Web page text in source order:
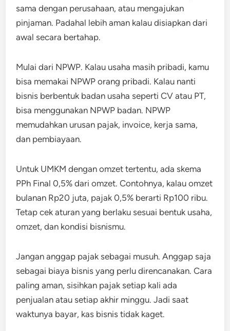
sama dengan perusahaan, atau mengajukan
pinjaman. Padahal lebih aman kalau disiapkan dari
awal secara bertahap.
Mulai dari NPWP. Kalau usaha masih pribadi, kamu
bisa memakai NPWP orang pribadi. Kalau nanti
bisnis berbentuk badan usaha seperti CV atau PT,
bisa menggunakan NPWP badan. NPWP
memudahkan urusan pajak, invoice, kerja sama,
dan pembiayaan.
Untuk UMKM dengan omzet tertentu, ada skema
PPh Final 0,5% dari omzet. Contohnya, kalau omzet
bulanan Rp20 juta, pajak 0,5% berarti Rp100 ribu.
Tetap cek aturan yang berlaku sesuai bentuk usaha,
omzet, dan kondisi bisnismu.
Jangan anggap pajak sebagai musuh. Anggap saja
sebagai biaya bisnis yang perlu direncanakan. Cara
paling aman, sisihkan pajak setiap kali ada
penjualan atau setiap akhir minggu. Jadi saat
waktunya bayar, kas bisnis tidak kaget.